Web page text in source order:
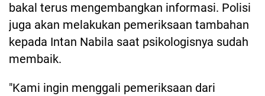
bakal terus mengembangkan informasi. Polisi
juga akan melakukan pemeriksaan tambahan
kepada Intan Nabila saat psikologisnya sudah
membaik.
"Kami ingin menggali pemeriksaan dari